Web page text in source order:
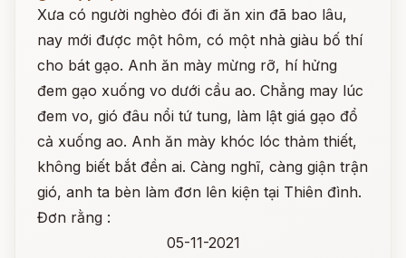
Xưa có người nghèo đói đi ăn xin đã bao lâu,
nay mới được một hôm, có một nhà giàu bố thí
cho bát gạo. Anh ăn mày mừng rỡ, hí hửng
đem gạo xuống vo dưới cầu ao. Chẳng may lúc
đem vo, gió đâu nổi tứ tung, làm lật giá gạo đổ
cả xuống ao. Anh ăn mày khóc lóc thảm thiết,
không biết bắt đền ai. Càng nghĩ, càng giận trận
gió, anh ta bèn làm đơn lên kiện tại Thiên đình.
Đơn rằng :
05-11-2021